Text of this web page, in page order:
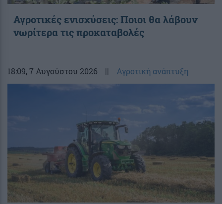
Αγροτικές ενισχύσεις: Ποιοι θα λάβουν
νωρίτερα τις προκαταβολές
18:09, 7 Αυγούστου 2026 || Αγροτική ανάπτυξη